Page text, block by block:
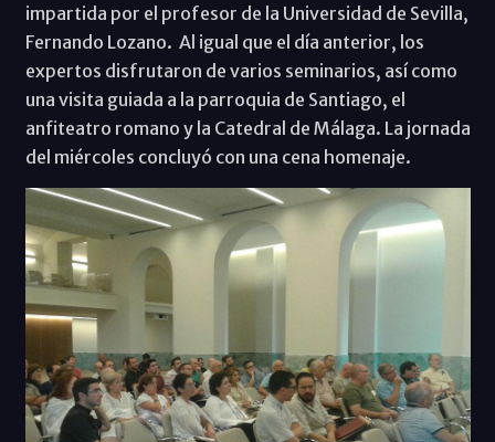
impartida por el profesor de la Universidad de Sevilla,
Fernando Lozano. Al igual que el día anterior, los
expertos disfrutaron de varios seminarios, así como
una visita guiada a la parroquia de Santiago, el
anfiteatro romano y la Catedral de Málaga. La jornada
del miércoles concluyó con una cena homenaje.